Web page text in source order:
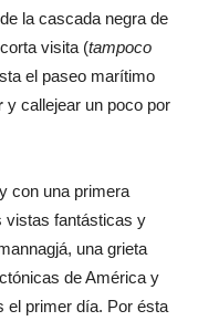
la cascada negra de
visita (tampoco
el paseo marítimo
y callejear un poco por
con una primera
vistas fantásticas y
una grieta
de América y
el primer día. Por ésta